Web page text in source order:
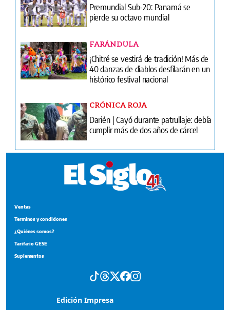
Premundial Sub-20: Panamá se
pierde su octavo mundial
FARÁNDULA
¡Chitré se vestirá de tradición! Más de
40 danzas de diablos desfilarán en un
histórico festival nacional
CRÓNICA ROJA
Darién | Cayó durante patrullaje: debía
cumplir más de dos años de cárcel
Ventas
Terminos y condiciones
¿Quiénes somos?
Tarifario GESE
Suplementos
Edición Impresa